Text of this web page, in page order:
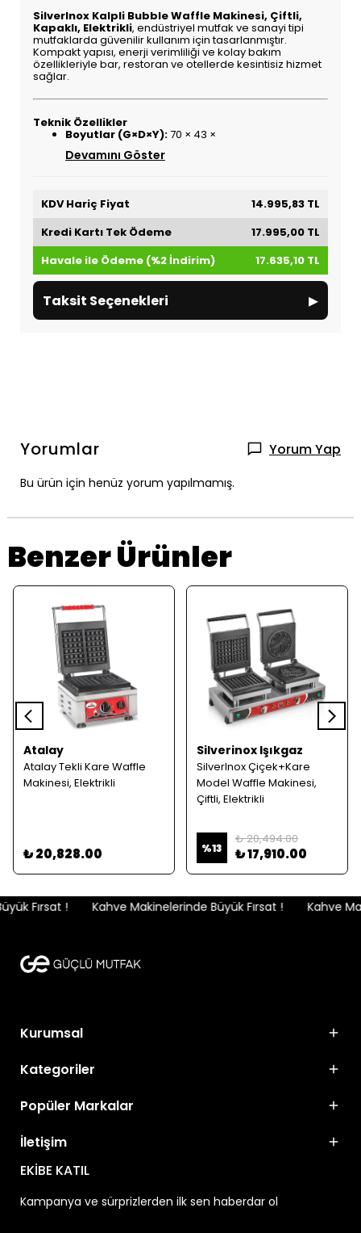
SilverInox Kalpli Bubble Waffle Makinesi, Çiftli,
Kapaklı, Elektrikli, endüstriyel mutfak ve sanayi tipi
mutfaklarda güvenilir kullanım için tasarlanmıştır.
Kompakt yapısı, enerji verimliliği ve kolay bakım
özellikleriyle bar, restoran ve otellerde kesintisiz hizmet
sağlar.
Teknik Özellikler
Boyutlar (G×D×Y):70 × 43 ×
Devamını Göster
KDV Hariç Fiyat
14.995,83 TL
Kredi Kartı Tek Ödeme
17.995,00 TL
Havale ile Ödeme (%2 İndirim)
17.635,10 TL
Taksit Seçenekleri ▸
Yorumlar Yorum Yap
Bu ürün için henüz yorum yapılmamış.
Benzer Ürünler
Atalay
Atalay Tekli Kare Waffle
Makinesi, Elektrikli
₺ 20,828.00
Silverinox Işıkgaz
SilverInox Çiçek+Kare
Model Waffle Makinesi,
Çiftli, Elektrikli
%13
₺ 20,494.00
₺ 17,910.00
Fırsat ! Kahve Makinelerinde Büyük Fırsat ! Kahve
Kurumsal
Kategoriler
Popüler Markalar
İletişim
EKİBE KATIL
Kampanya ve sürprizlerden ilk sen haberdar ol